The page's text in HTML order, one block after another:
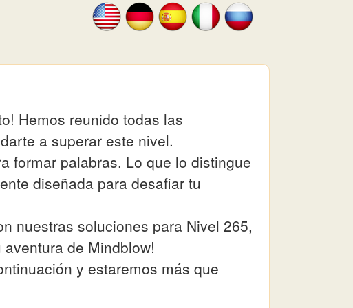
Hemos reunido todas las
a superar este nivel.
formar palabras. Lo que lo distingue
diseñada para desafiar tu
nuestras soluciones para Nivel 265,
de Mindblow!
y estaremos más que